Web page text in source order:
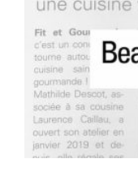
Produits sains
Click and collect
Traiteur